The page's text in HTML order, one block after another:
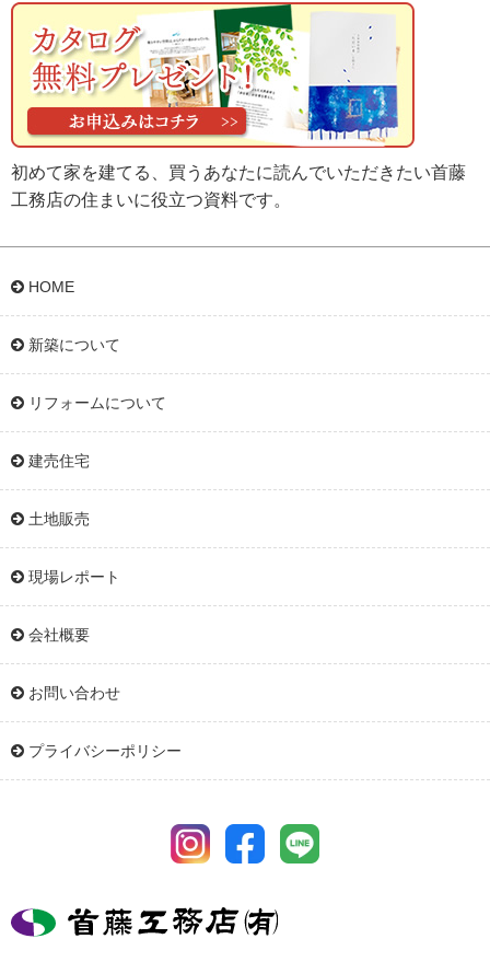
初めて家を建てる、買うあなたに読んでいただきたい首藤
工務店の住まいに役立つ資料です。
HOME
新築について
リフォームについて
建売住宅
土地販売
現場レポート
会社概要
お問い合わせ
プライバシーポリシー